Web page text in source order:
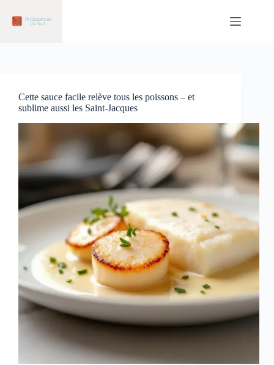
contenu
Cette sauce facile relève tous les poissons – et
sublime aussi les Saint-Jacques